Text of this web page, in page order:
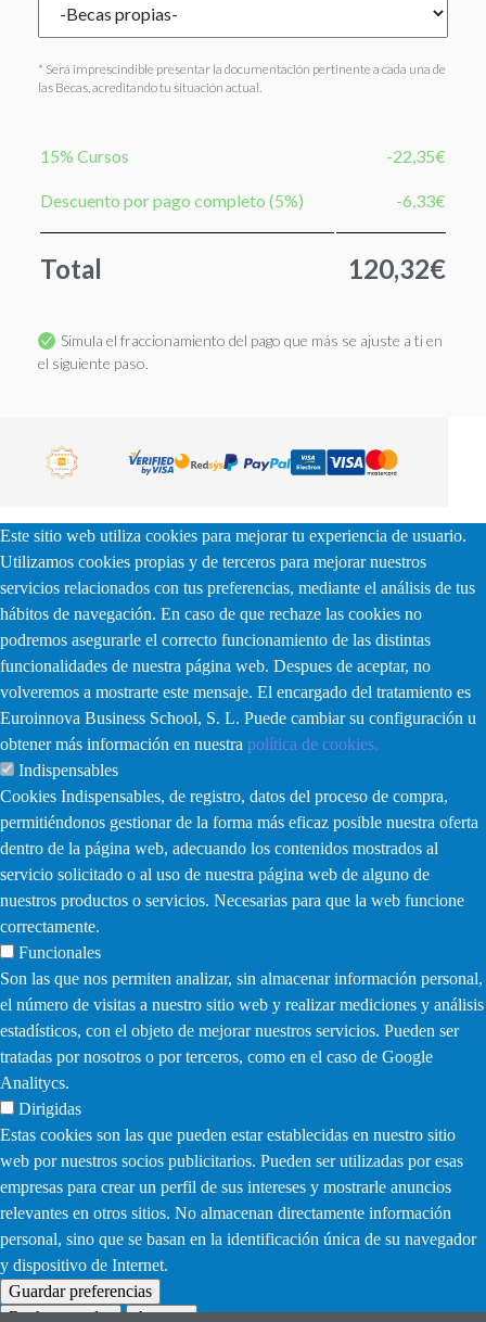
* Será imprescindible presentar la documentación pertinente a cada una de
las Becas, acreditando tu situación actual.
15% Cursos -22,35€
Descuento por pago completo (5%) -6,33€
Total 120,32€
Simula el fraccionamiento del pago que más se ajuste a ti en
el siguiente paso.
Este sitio web utiliza cookies para mejorar tu experiencia de usuario.
Utilizamos cookies propias y de terceros para mejorar nuestros
servicios relacionados con tus preferencias, mediante el análisis de tus
hábitos de navegación. En caso de que rechaze las cookies no
podremos asegurarle el correcto funcionamiento de las distintas
funcionalidades de nuestra página web. Despues de aceptar, no
volveremos a mostrarte este mensaje. El encargado del tratamiento es
Euroinnova Business School, S. L. Puede cambiar su configuración u
obtener más información en nuestra política de cookies.
Indispensables
Cookies Indispensables, de registro, datos del proceso de compra,
permitiéndonos gestionar de la forma más eficaz posible nuestra oferta
dentro de la página web, adecuando los contenidos mostrados al
servicio solicitado o al uso de nuestra página web de alguno de
nuestros productos o servicios. Necesarias para que la web funcione
correctamente.
Funcionales
Son las que nos permiten analizar, sin almacenar información personal,
el número de visitas a nuestro sitio web y realizar mediciones y análisis
estadísticos, con el objeto de mejorar nuestros servicios. Pueden ser
tratadas por nosotros o por terceros, como en el caso de Google
Analitycs.
Dirigidas
Estas cookies son las que pueden estar establecidas en nuestro sitio
web por nuestros socios publicitarios. Pueden ser utilizadas por esas
empresas para crear un perfil de sus intereses y mostrarle anuncios
relevantes en otros sitios. No almacenan directamente información
personal, sino que se basan en la identificación única de su navegador
y dispositivo de Internet.
Guardar preferencias
Rechazar todas
Aceptar Withdraw